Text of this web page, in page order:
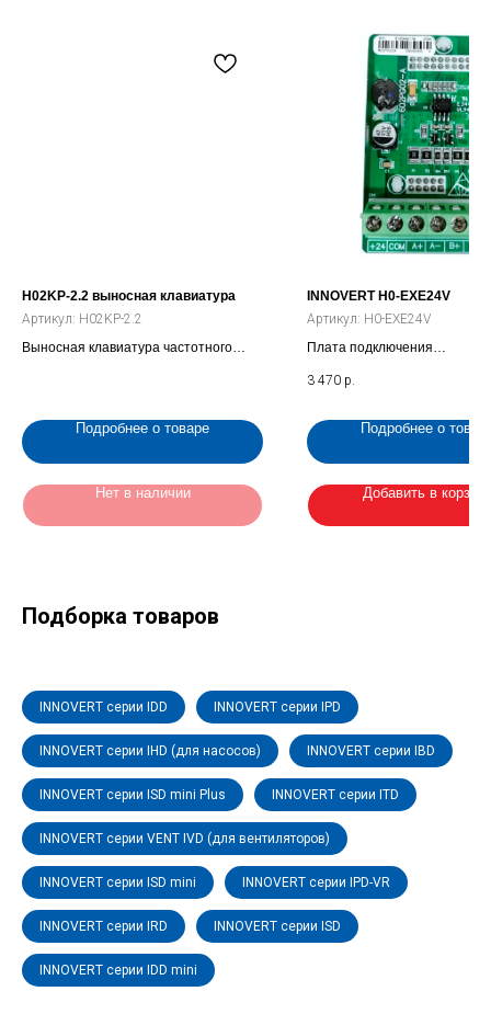
H02KP-2.2 выносная клавиатура
Артикул: H02KP-2.2
Выносная клавиатура частотного
Подробнее о товаре
Нет в наличии
INNOVERT H0-EXE24V
Артикул: H0-EXE24V
Плата подключения
ITD_B3
3 470 р.
Подробнее о
Добавить в
Подборка товаров
INNOVERT серии IDD INNOVERT серии IPD
INNOVERT серии IHD (для насосов) INNOVERT серии IBD
INNOVERT серии ISD mini Plus INNOVERT серии ITD
INNOVERT серии VENT IVD (для вентиляторов)
INNOVERT серии ISD mini INNOVERT серии IPD-VR
INNOVERT серии IRD INNOVERT серии ISD
INNOVERT серии IDD mini